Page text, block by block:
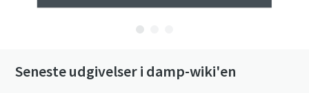
Seneste udgivelser i damp-wiki'en